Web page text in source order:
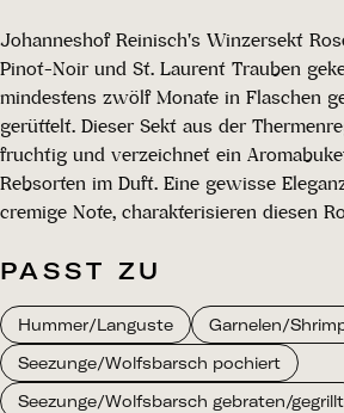
Johanneshof Reinisch's Winzersekt
Pinot-Noir und St. Laurent Trauben
mindestens zwölf Monate in Flaschen
gerüttelt. Dieser Sekt aus der
fruchtig und verzeichnet ein
Rebsorten im Duft. Eine gewisse
cremige Note, charakterisieren diesen
PASST ZU
Hummer/Languste
Garnelen/
Seezunge/Wolfsbarsch pochiert
Seezunge/Wolfsbarsch gebraten/gegrillt